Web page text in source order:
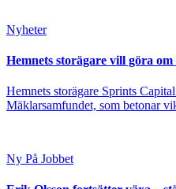
Nyheter
Hemnets storägare vill göra
Hemnets storägare Sprints
Mäklarsamfundet, som betonar
Ny På Jobbet